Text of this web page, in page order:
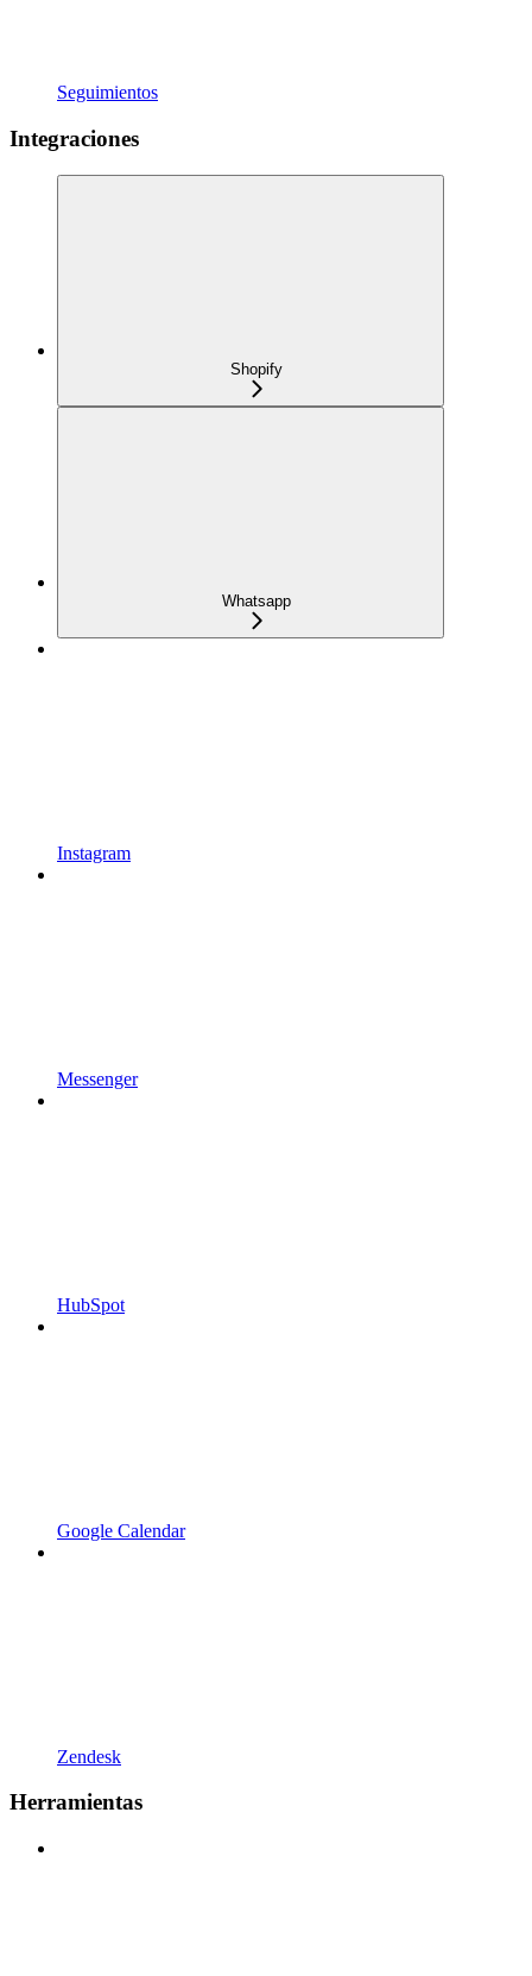
Seguimientos
Integraciones
Shopify
Whatsapp
Instagram
Messenger
HubSpot
Google Calendar
Zendesk
Herramientas